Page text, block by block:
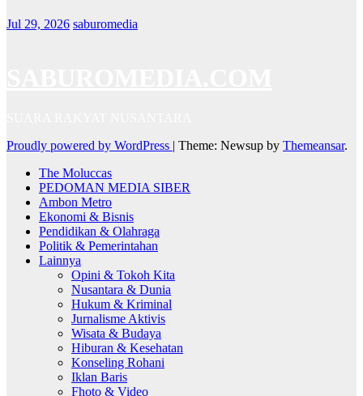
Jul 29, 2026 saburomedia
Proudly powered by WordPress | Theme: Newsup by Themeansar.
The Moluccas
PEDOMAN MEDIA SIBER
Ambon Metro
Ekonomi & Bisnis
Pendidikan & Olahraga
Politik & Pemerintahan
Lainnya
Opini & Tokoh Kita
Nusantara & Dunia
Hukum & Kriminal
Jurnalisme Aktivis
Wisata & Budaya
Hiburan & Kesehatan
Konseling Rohani
Iklan Baris
Fhoto & Video